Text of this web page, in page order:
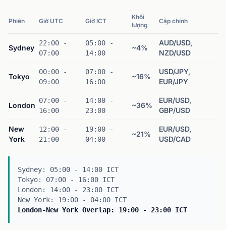
Phiên Giờ UTC Giờ ICT
Khối
lượng
Cặp chính
Sydney
22:00 -
07:00
05:00 -
14:00
~4%
AUD/USD,
NZD/USD
Tokyo
00:00 -
09:00
07:00 -
16:00
~16%
USD/JPY,
EUR/JPY
London
07:00 -
16:00
14:00 -
23:00
~36%
EUR/USD,
GBP/USD
New
York
12:00 -
21:00
19:00 -
04:00
~21%
EUR/USD,
USD/CAD
Sydney: 05:00 - 14:00 ICT
Tokyo: 07:00 - 16:00 ICT
London: 14:00 - 23:00 ICT
New York: 19:00 - 04:00 ICT
London-New York Overlap: 19:00 - 23:00 ICT